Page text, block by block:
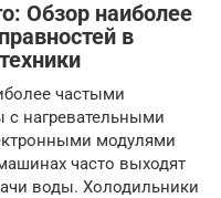
Обзор наиболее
в
частыми
нагревательными
модулями
часто выходят
воды. Холодильники